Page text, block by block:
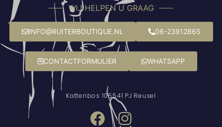
WIJ HELPEN U GRAAG
INFO@RUITERBOUTIQUE.NL 06-23912865
CONTACTFORMULIER WHATSAPP
Kattenbos 105541 PJ Reusel